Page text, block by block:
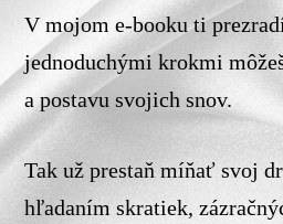
V mojom e-booku ti
jednoduchými krokmi
a postavu svojich snov.
Tak už prestaň míňať svoj
hľadaním skratiek,